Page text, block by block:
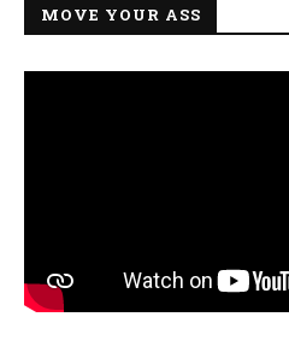
MOVE YOUR ASS